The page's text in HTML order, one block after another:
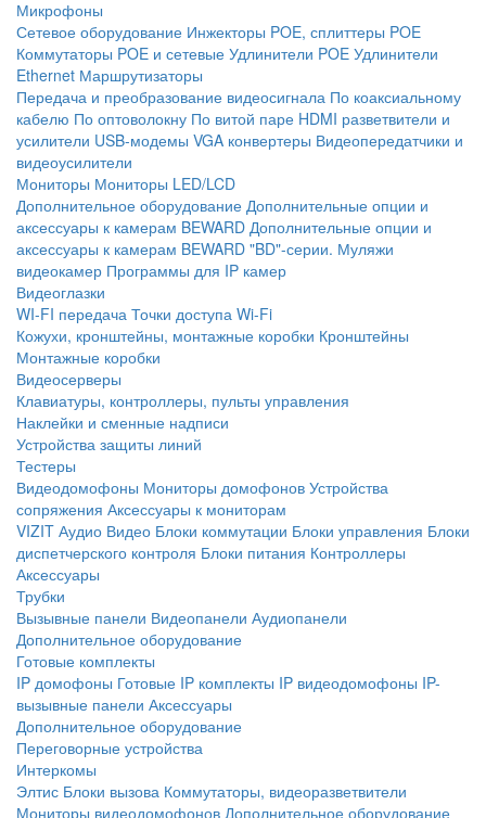
Микрофоны
Сетевое оборудование Инжекторы POE, сплиттеры POE
Коммутаторы POE и сетевые Удлинители POE Удлинители
Ethernet Маршрутизаторы
Передача и преобразование видеосигнала По коаксиальному
кабелю По оптоволокну По витой паре HDMI разветвители и
усилители USB-модемы VGA конвертеры Видеопередатчики и
видеоусилители
Мониторы Мониторы LED/LCD
Дополнительное оборудование Дополнительные опции и
аксессуары к камерам BEWARD Дополнительные опции и
аксессуары к камерам BEWARD "BD"-серии. Муляжи
видеокамер Программы для IP камер
Видеоглазки
WI-FI передача Точки доступа Wi-Fi
Кожухи, кронштейны, монтажные коробки Кронштейны
Монтажные коробки
Видеосерверы
Клавиатуры, контроллеры, пульты управления
Наклейки и сменные надписи
Устройства защиты линий
Тестеры
Видеодомофоны Мониторы домофонов Устройства
сопряжения Аксессуары к мониторам
VIZIT Аудио Видео Блоки коммутации Блоки управления Блоки
диспетчерского контроля Блоки питания Контроллеры
Аксессуары
Трубки
Вызывные панели Видеопанели Аудиопанели
Дополнительное оборудование
Готовые комплекты
IP домофоны Готовые IP комплекты IP видеодомофоны IP-
вызывные панели Аксессуары
Дополнительное оборудование
Переговорные устройства
Интеркомы
Элтис Блоки вызова Коммутаторы, видеоразветвители
Мониторы видеодомофонов Дополнительное оборудование